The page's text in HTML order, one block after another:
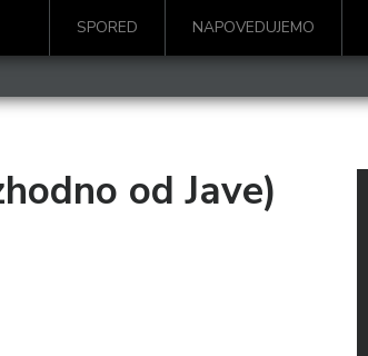
SPORED NAPOVEDUJEMO
od Jave)